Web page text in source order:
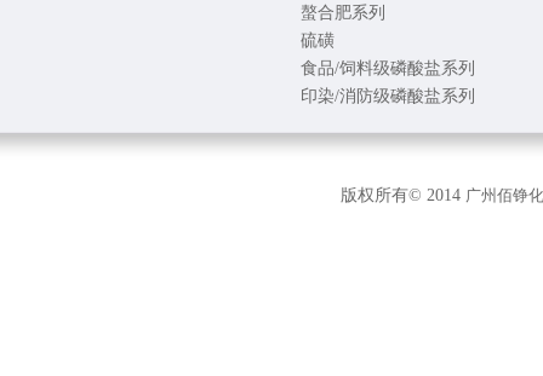
螯合肥系列
硫磺
食品/饲料级磷酸盐系列
印染/消防级磷酸盐系列
版权所有© 2014 广州佰铮